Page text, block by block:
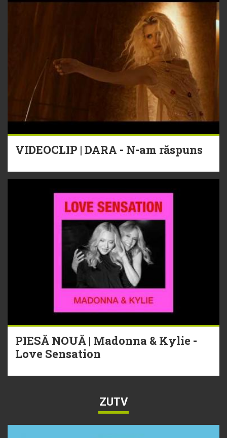
VIDEOCLIP | DARA - N-am răspuns
PIESĂ NOUĂ | Madonna & Kylie -
Love Sensation
ZUTV